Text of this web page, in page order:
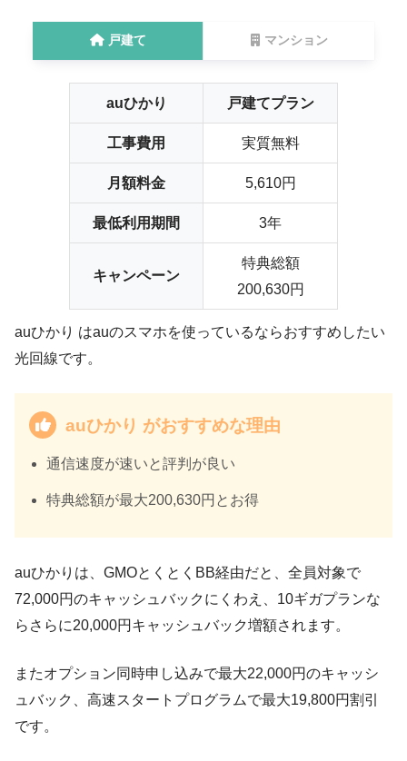
戸建て マンション
auひかり 戸建てプラン
工事費用 実質無料
月額料金 5,610円
最低利用期間 3年
キャンペーン
特典総額
200,630円
auひかり はauのスマホを使っているならおすすめしたい
光回線です。
auひかり がおすすめな理由
通信速度が速いと評判が良い
特典総額が最大200,630円とお得
auひかりは、GMOとくとくBB経由だと、全員対象で
72,000円のキャッシュバックにくわえ、10ギガプランな
らさらに20,000円キャッシュバック増額されます。
またオプション同時申し込みで最大22,000円のキャッシ
ュバック、高速スタートプログラムで最大19,800円割引
です。